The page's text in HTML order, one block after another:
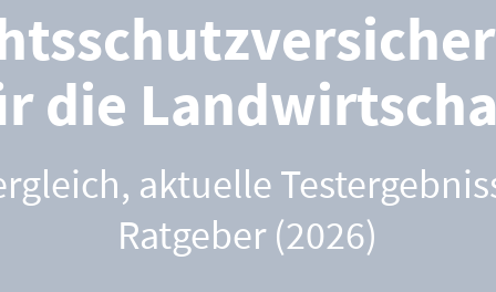
die
aktuelle
Ratgeber (2026)